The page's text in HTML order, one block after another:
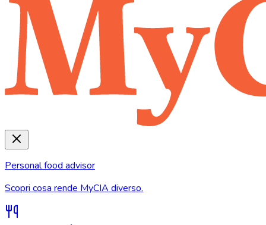
Personal food advisor
Scopri cosa rende MyCIA diverso.